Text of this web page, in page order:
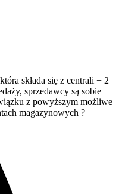
składa się z centrali + 2
sprzedawcy są sobie
z powyższym możliwe
magazynowych ?